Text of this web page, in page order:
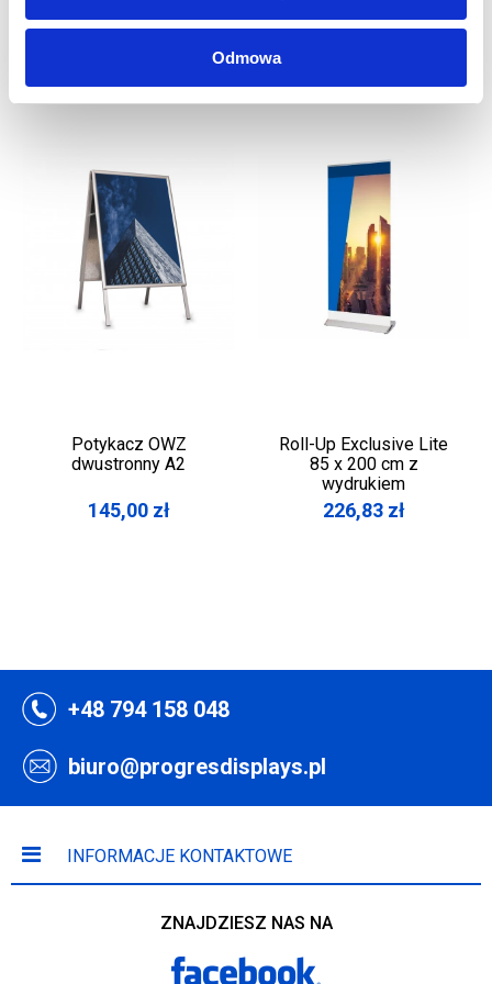
Odmowa
Potykacz OWZ
dwustronny A2
145,00 zł
Roll-Up Exclusive Lite
85 x 200 cm z
wydrukiem
226,83 zł
+48 794 158 048
biuro@progresdisplays.pl
INFORMACJE KONTAKTOWE
ZNAJDZIESZ NAS NA